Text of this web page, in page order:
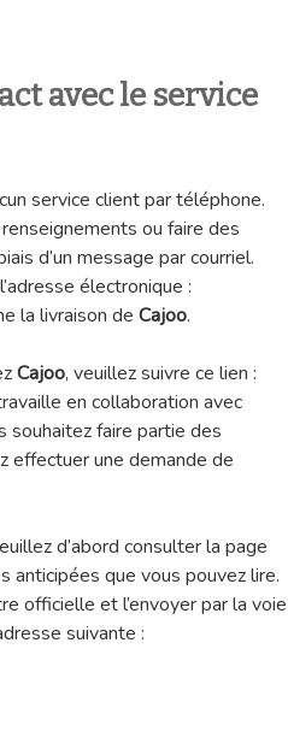
avec le service
service client par téléphone.
ou faire des
d’un message par courriel.
électronique :
la livraison de Cajoo.
Cajoo, veuillez suivre ce lien :
en collaboration avec
souhaitez faire partie des
effectuer une demande de
d’abord consulter la page
anticipées que vous pouvez lire.
officielle et l’envoyer par la voie
suivante :